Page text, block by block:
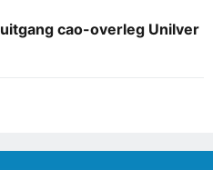
cao-overleg Unilver